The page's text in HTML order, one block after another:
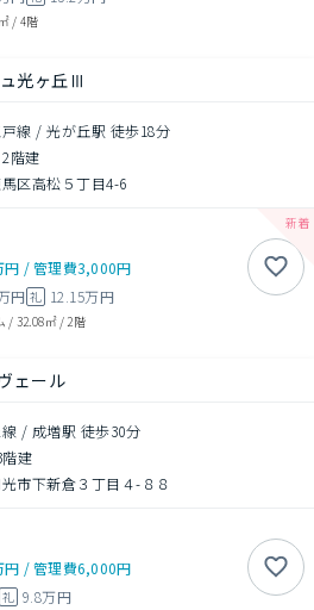
/ 4階
光ヶ丘Ⅲ
線 / 光が丘駅 徒歩18分
2階建
区高松５丁目4-6
円 /管理費3,000円
円 礼 12.15万円
/ 32.08㎡/ 2階
ェール
/ 成増駅 徒歩30分
階建
市下新倉３丁目４-８８
円 /管理費6,000円
礼 9.8万円